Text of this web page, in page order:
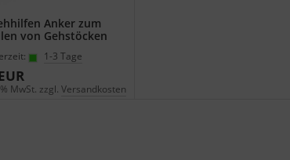
Anker zum
von Gehstöcken
1-3 Tage
MwSt. zzgl. Versandkosten